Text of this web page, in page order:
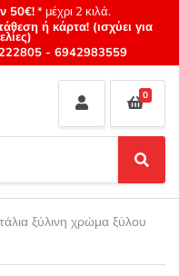
50€!* μέχρι 2 κιλά.
ή κάρτα! (ισχύει για
- 6942983559
S
e
a
r
0
ξύλινη χρώμα ξύλου